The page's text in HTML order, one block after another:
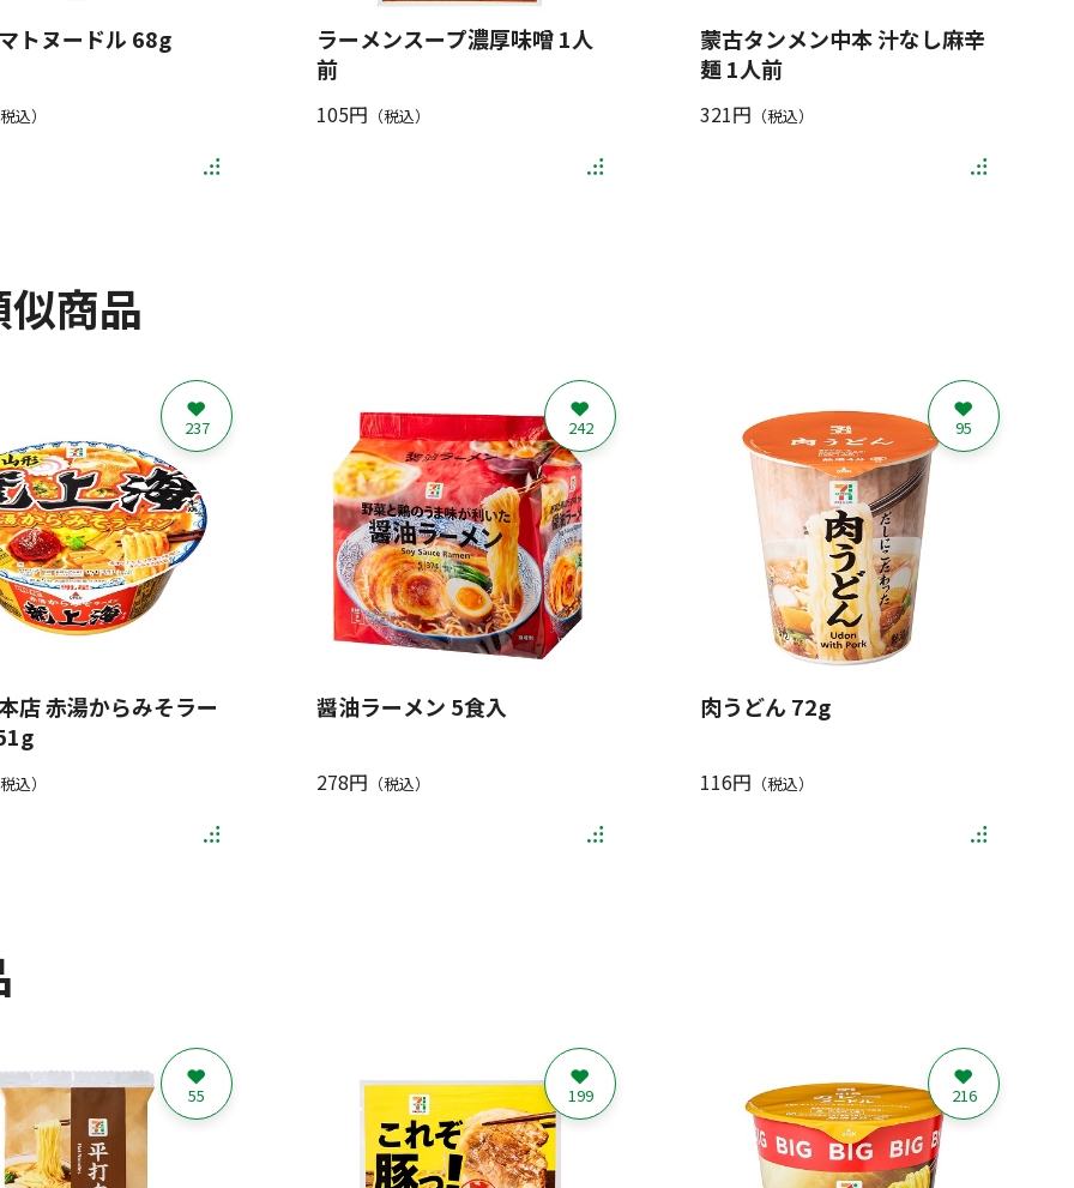
トヌードル 68g
込）
ラーメンスープ濃厚味噌 1人
前
105円 （税込）
蒙古タンメン中本 汁なし麻辛
麺 1人前
321円 （税込）
商品
店 赤湯からみそラー
込）
237
醤油ラーメン 5食入
278円 （税込）
242
肉うどん 72g
116円 （税込）
95
55 199 216